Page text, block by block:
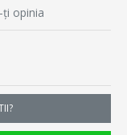
ţi opinia